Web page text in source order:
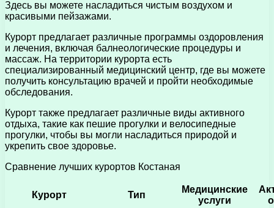
Здесь вы можете насладиться чистым воздухом и
красивыми пейзажами.
Курорт предлагает различные программы оздоровления
и лечения, включая балнеологические процедуры и
массаж. На территории курорта есть
специализированный медицинский центр, где вы можете
получить консультацию врачей и пройти необходимые
обследования.
Курорт также предлагает различные виды активного
отдыха, такие как пешие прогулки и велосипедные
прогулки, чтобы вы могли насладиться природой и
укрепить свое здоровье.
Сравнение лучших курортов Костаная
Курорт Тип
Медицинские
услуги